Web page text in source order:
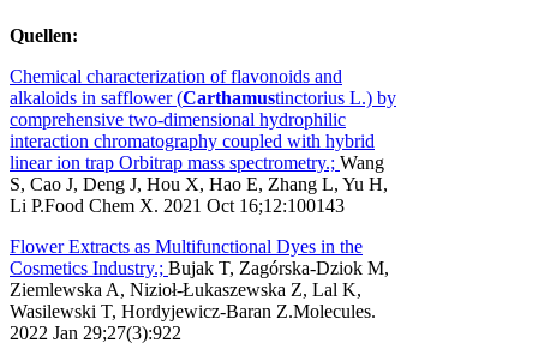
Quellen:
Chemical characterization of flavonoids and
alkaloids in safflower (Carthamustinctorius L.) by
comprehensive two-dimensional hydrophilic
interaction chromatography coupled with hybrid
linear ion trap Orbitrap mass spectrometry.; Wang
S, Cao J, Deng J, Hou X, Hao E, Zhang L, Yu H,
Li P.Food Chem X. 2021 Oct 16;12:100143
Flower Extracts as Multifunctional Dyes in the
Cosmetics Industry.; Bujak T, Zagórska-Dziok M,
Ziemlewska A, Nizioł-Łukaszewska Z, Lal K,
Wasilewski T, Hordyjewicz-Baran Z.Molecules.
2022 Jan 29;27(3):922